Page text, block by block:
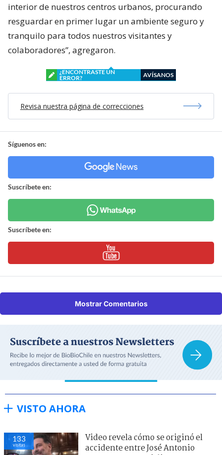
interior de nuestros centros urbanos, procurando
resguardar en primer lugar un ambiente seguro y
tranquilo para todos nuestros visitantes y
colaboradores”, agregaron.
¿ENCONTRASTE UN
ERROR?
AVÍSANOS
Revisa nuestra página de correcciones
Síguenos en:
Suscríbete en:
Suscríbete en:
Mostrar Comentarios
VISTO AHORA
133
visitas
Video revela cómo se originó el
accidente entre José Antonio